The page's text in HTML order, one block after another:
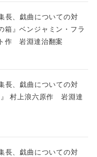
長、戯曲についての対
箱』ベンジャミン・フラ
作 岩淵達治翻案
長、戯曲についての対
村上浪六原作 岩淵達
長、戯曲についての対